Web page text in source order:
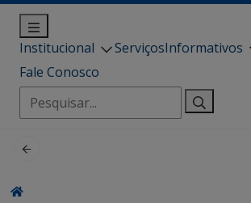
Institucional ServiçosInformativos
Fale Conosco
Pesquisar
por: